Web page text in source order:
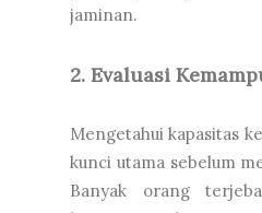
jaminan.
2. Evaluasi
Mengetahui kapasitas
kunci utama sebelum
Banyak orang